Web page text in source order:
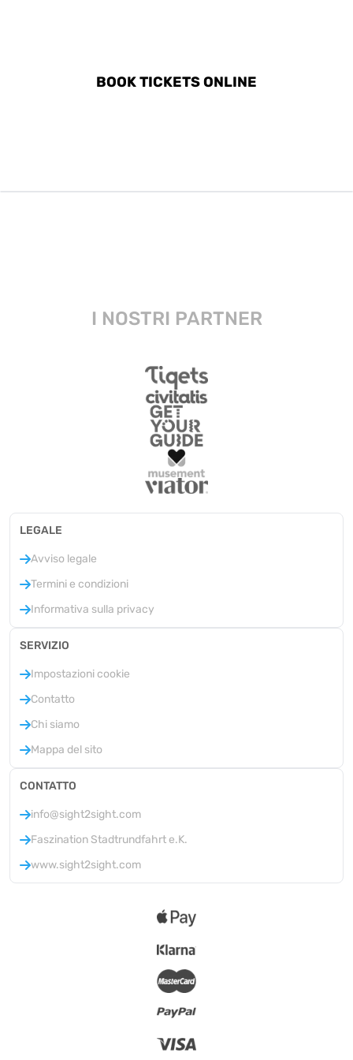
BOOK TICKETS ONLINE
I NOSTRI PARTNER
LEGALE
Avviso legale
Termini e condizioni
Informativa sulla privacy
SERVIZIO
Impostazioni cookie
Contatto
Chi siamo
Mappa del sito
CONTATTO
info@sight2sight.com
Faszination Stadtrundfahrt e.K.
www.sight2sight.com